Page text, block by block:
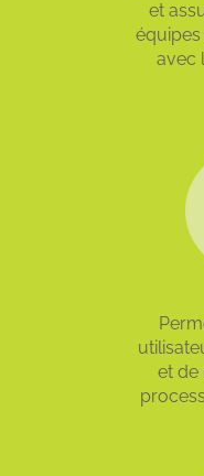
et
avec
et de